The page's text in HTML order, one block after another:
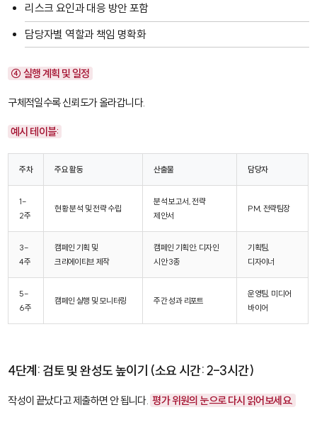
리스크 요인과 대응 방안 포함
담당자별 역할과 책임 명확화
④ 실행 계획 및 일정
구체적일수록 신뢰도가 올라갑니다.
예시 테이블:
주차 주요 활동 산출물 담당자
1-
2주
현황 분석 및 전략 수립
분석 보고서, 전략
제안서
PM, 전략팀장
3-
4주
캠페인 기획 및
크리에이티브 제작
캠페인 기획안, 디자인
시안 3종
기획팀,
디자이너
5-
6주
캠페인 실행 및 모니터링 주간 성과 리포트
운영팀, 미디어
바이어
4단계: 검토 및 완성도 높이기 (소요 시간: 2-3시간)
작성이 끝났다고 제출하면 안 됩니다. 평가 위원의 눈으로 다시 읽어보세요.